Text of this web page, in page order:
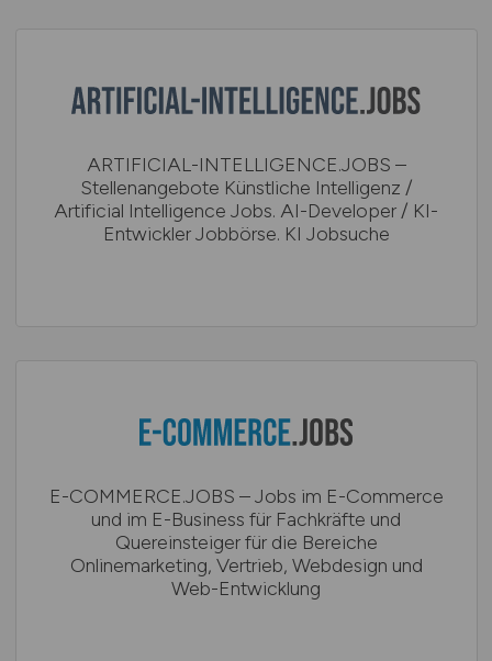
ARTIFICIAL-INTELLIGENCE.JOBS –
Stellenangebote Künstliche Intelligenz /
Artificial Intelligence Jobs. AI-Developer / KI-
Entwickler Jobbörse. KI Jobsuche
E-COMMERCE.JOBS – Jobs im E-Commerce
und im E-Business für Fachkräfte und
Quereinsteiger für die Bereiche
Onlinemarketing, Vertrieb, Webdesign und
Web-Entwicklung